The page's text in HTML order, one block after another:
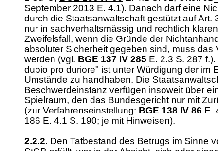
September 2013 E. 4.1). Danach darf eine
durch die Staatsanwaltschaft gestützt aufArt.
nur in sachverhaltsmässig und rechtlich
Zweifelsfall, wenn die Gründe der
absoluter Sicherheit gegeben sind, muss das
werden (vgl. BGE 137 IV 285 E. 2.3 S. 287
dubio pro duriore" ist unter Würdigung der im
Umstände zu handhaben. Die
Beschwerdeinstanz verfügen insoweit über
Spielraum, den das Bundesgericht nur mit
(zur Verfahrenseinstellung: BGE 138 IV 86 E.
186 E. 4.1 S. 190; je mit Hinweisen).
2.2.2. Den Tatbestand des Betrugs im Sinne